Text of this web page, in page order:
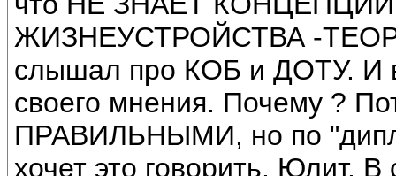
ЖИЗНЕУСТРОЙСТВА -
слышал про КОБ и ДОТУ. И
своего мнения. Почему ?
ПРАВИЛЬНЫМИ, но по
хочет это говорить. Юлит.